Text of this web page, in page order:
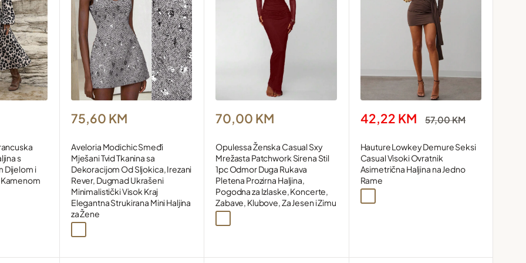
use it.
s
Dijelom i
Snižena
cijena
75,60 KM
Aveloria Modichic Smeđi
Mješani Tvid Tkanina sa
Dekoracijom Od Sljokica, Irezani
Rever, Dugmad Ukrašeni
Minimalistički Visok Kraj
Elegantna Strukirana Mini Haljina
za Žene
Snižena
cijena
70,00 KM
Opulessa Ženska Casual Sxy
Mrežasta Patchwork Sirena Stil
1pc Odmor Duga Rukava
Pletena Prozirna Haljina,
Pogodna za Izlaske, Koncerte,
Zabave, Klubove, Za Jesen i Zimu
Snižena
cijena
42,22 KM Redovna
cijena
57,00 KM
Hauture Lowkey Demure Seksi
Casual Visoki Ovratnik
Asimetrična Haljina na Jedno
Rame